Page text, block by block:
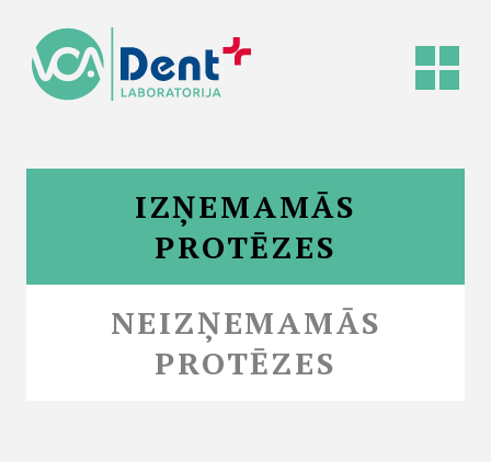
IZŅEMAMĀS
PROTĒZES
NEIZŅEMAMĀS
PROTĒZES